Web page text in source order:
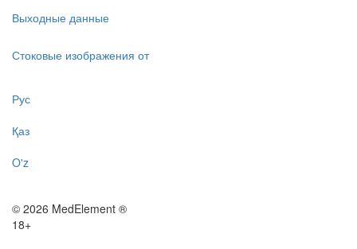
Выходные данные
Стоковые изображения от
Рус
Қаз
O'z
© 2026 MedElement ®
18+